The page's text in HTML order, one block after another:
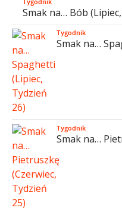
Smak na… Bób
Tygodnik
Smak na…
Tygodnik
Smak na…